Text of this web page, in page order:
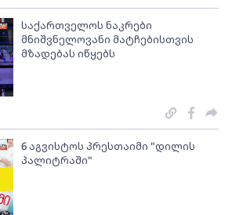
საქართველოს ნაკრები
მნიშვნელოვანი მატჩებისთვის
მზადებას იწყებს
6 აგვისტოს პრესთაიმი "დილის
პალიტრაში"